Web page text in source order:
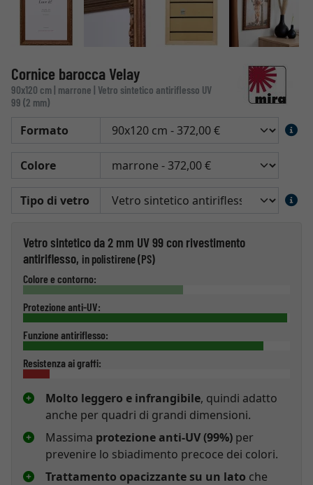
Cornice barocca Velay
90x120 cm | marrone | Vetro sintetico antiriflesso UV
99 (2 mm)
Formato
Colore
Tipo di vetro
Vetro sintetico da 2 mm UV 99 con rivestimento
antiriflesso, in polistirene (PS)
Colore e contorno:
Protezione anti-UV:
Funzione antiriflesso:
Resistenza ai graffi:
Molto leggero e infrangibile, quindi adatto
anche per quadri di grandi dimensioni.
Massima protezione anti-UV (99%) per
prevenire lo sbiadimento precoce dei colori.
Trattamento opacizzante su un lato che